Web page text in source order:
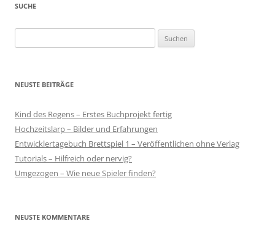
SUCHE
nach:
NEUSTE BEITRÄGE
Kind des Regens – Erstes Buchprojekt fertig
Hochzeitslarp – Bilder und Erfahrungen
Entwicklertagebuch Brettspiel 1 – Veröffentlichen ohne Verlag
Tutorials – Hilfreich oder nervig?
Umgezogen – Wie neue Spieler finden?
NEUSTE KOMMENTARE